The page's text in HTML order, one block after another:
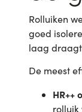
Rolluiken
goed
laag
De meest
HR++
rolluik